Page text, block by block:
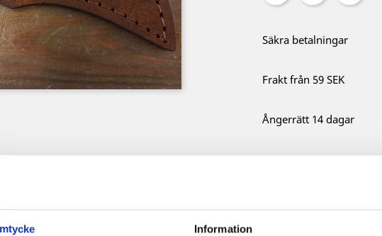
Information
Säkra betalningar
Frakt från 59 SEK
Ångerrätt 14 dagar